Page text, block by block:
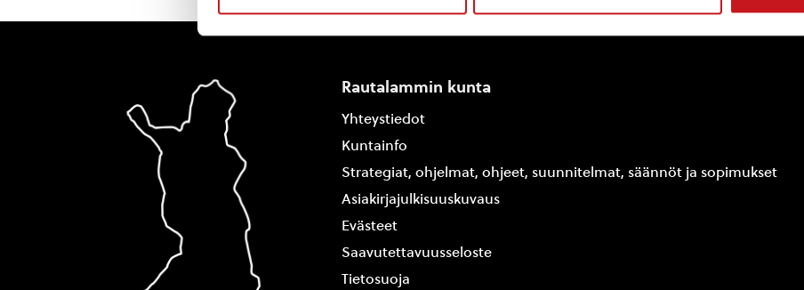
Rautalammin kunta
Yhteystiedot
Kuntainfo
Strategiat, ohjelmat, ohjeet, suunnitelmat, säännöt ja sopimukset
Asiakirjajulkisuuskuvaus
Evästeet
Saavutettavuusseloste
Tietosuoja